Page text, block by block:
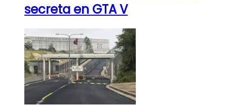
secreta en GTA V